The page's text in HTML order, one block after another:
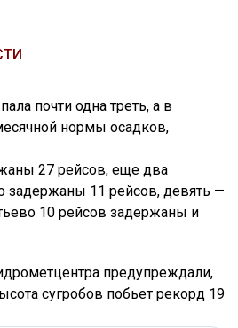
почти одна треть, а в
нормы осадков,
27 рейсов, еще два
задержаны 11 рейсов, девять —
10 рейсов задержаны и
предупреждали,
сугробов побьет рекорд 19